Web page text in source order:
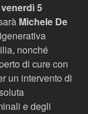
venerdì 5
Michele De
nonché
di cure con
un intervento di
e degli